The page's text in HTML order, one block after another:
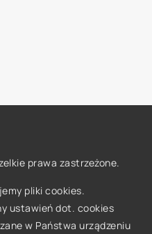
prawa zastrzeżone.
pliki cookies.
ustawień dot. cookies
w Państwa urządzeniu